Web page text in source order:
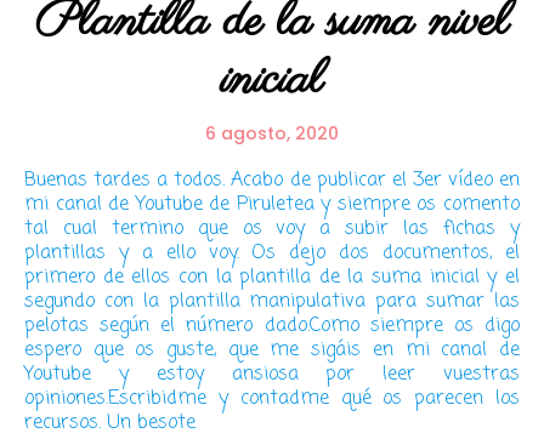
Plantilla de la suma nivel
inicial
6 agosto, 2020
Buenas tardes a todos. Acabo de publicar el 3er vídeo en
mi canal de Youtube de Piruletea y siempre os comento
tal cual termino que os voy a subir las fichas y
plantillas y a ello voy. Os dejo dos documentos, el
primero de ellos con la plantilla de la suma inicial y el
segundo con la plantilla manipulativa para sumar las
pelotas según el número dado.Como siempre os digo
espero que os guste, que me sigáis en mi canal de
Youtube y estoy ansiosa por leer vuestras
opiniones.Escribidme y contadme qué os parecen los
recursos. Un besote